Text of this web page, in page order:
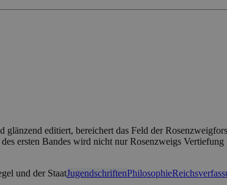
glänzend editiert, bereichert das Feld der
ersten Bandes wird nicht nur Rosenzweigs
und der StaatJugendschriftenPhilosophie